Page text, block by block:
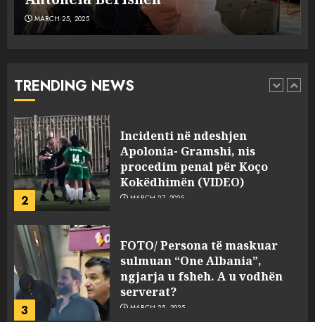
MARCH 25, 2025
TRENDING NEWS
1
Punonjësja e UKT akuzon
pasuri të pajustifikuar
2
Incidenti në ndeshjen
Apolonia- Gramshi, nis
procedim penal për Koço
Kokëdhimën (VIDEO)
MARCH 27, 2025
3
FOTO/ Persona të maskuar
sulmuan “One Albania”,
ngjarja u fsheh. A u vodhën
serverat?
MARCH 25, 2025